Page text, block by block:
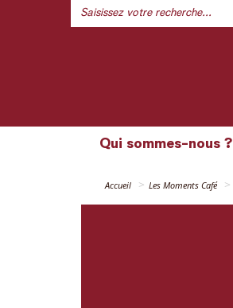
Qui sommes-nous ?
Accueil Les Moments Café